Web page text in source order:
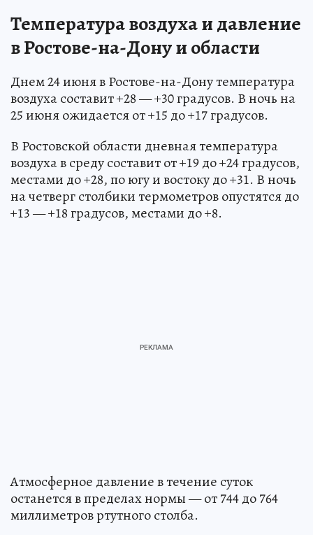
Температура воздуха и давление
в Ростове-на-Дону и области
Днем 24 июня в Ростове-на-Дону температура
воздуха составит +28 — +30 градусов. В ночь на
25 июня ожидается от +15 до +17 градусов.
В Ростовской области дневная температура
воздуха в среду составит от +19 до +24 градусов,
местами до +28, по югу и востоку до +31. В ночь
на четверг столбики термометров опустятся до
+13 — +18 градусов, местами до +8.
Атмосферное давление в течение суток
останется в пределах нормы — от 744 до 764
миллиметров ртутного столба.